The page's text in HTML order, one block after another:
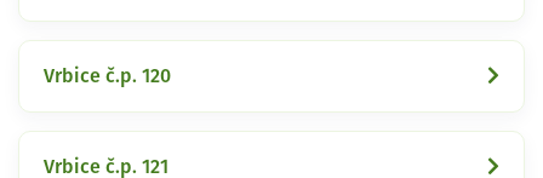
Vrbice č.p. 120
Vrbice č.p. 121